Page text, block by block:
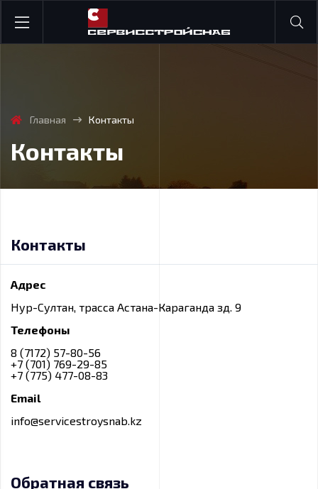
Главная Контакты
Контакты
Контакты
Адрес
Нур-Султан, трасса Астана-Караганда зд. 9
Телефоны
8 (7172) 57-80-56
+7 (701) 769-29-85
+7 (775) 477-08-83
Email
info@servicestroysnab.kz
Обратная связь